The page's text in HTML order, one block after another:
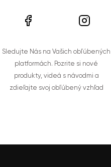
Sledujte Nás na Vašich obľúbených
platformách. Pozrite si nové
produkty, videá s návodmi a
zdieľajte svoj obľúbený vzhľad